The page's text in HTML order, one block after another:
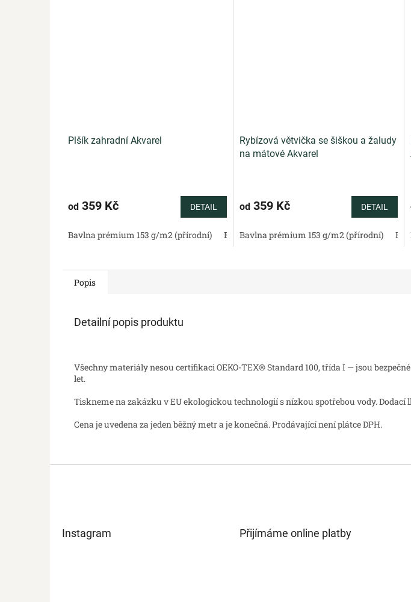
Plšík zahradní Akvarel
od 359 Kč DETAIL
Bavlna prémium 153 g/m2 (přírodní) Bavlněný satén 130 g/m2 (přírodní)
Rybízová větvička se šiškou a žaludy
na mátové Akvarel
od359 Kč DETAIL
Bavlna prémium 153 g/m2 (přírodní)
Popis
Detailní popis produktu
Všechny materiály nesou certifikaci OEKO-TEX® Standard 100, třída I — jsou
let.
Tiskneme na zakázku v EU ekologickou technologií s nízkou spotřebou vody. Dodací
Cena je uvedena za jeden běžný metr a je konečná. Prodávající není plátce DPH.
Instagram Přijímáme online platby